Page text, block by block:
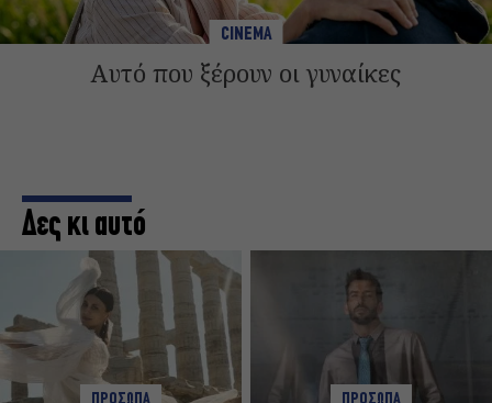
CINEMA
Αυτό που ξέρουν οι γυναίκες
Δες κι αυτό